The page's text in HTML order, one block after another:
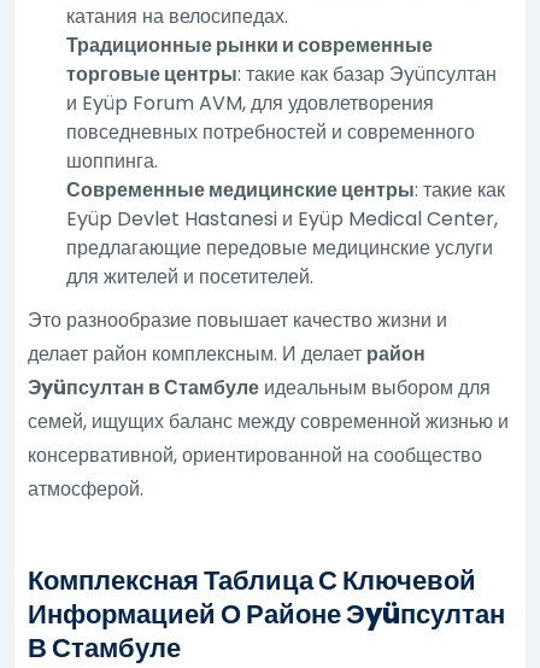
катания на велосипедах.
Традиционные рынки и современные
торговые центры: такие как базар Эyüпсултан
и Eyüp Forum AVM, для удовлетворения
повседневных потребностей и современного
шоппинга.
Современные медицинские центры: такие как
Eyüp Devlet Hastanesi и Eyüp Medical Center,
предлагающие передовые медицинские услуги
для жителей и посетителей.
Это разнообразие повышает качество жизни и
делает район комплексным. И делает район
Эyüпсултан в Стамбуле идеальным выбором для
семей, ищущих баланс между современной жизнью и
консервативной, ориентированной на сообщество
атмосферой.
Комплексная Таблица С Ключевой
Информацией О Районе Эyüпсултан
В Стамбуле